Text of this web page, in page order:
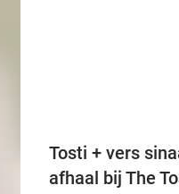
Tosti + vers
afhaal bij The